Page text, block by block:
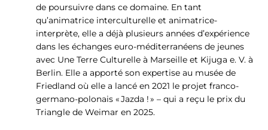
de poursuivre dans ce domaine. En tant
qu’animatrice interculturelle et animatrice-
interprète, elle a déjà plusieurs années d’expérience
dans les échanges euro-méditerranéens de jeunes
avec Une Terre Culturelle à Marseille et Kijuga e. V. à
Berlin. Elle a apporté son expertise au musée de
Friedland où elle a lancé en 2021 le projet franco-
germano-polonais « Jazda ! » – qui a reçu le prix du
Triangle de Weimar en 2025.